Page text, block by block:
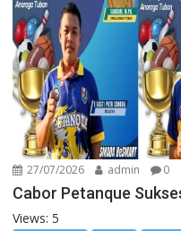
27/07/2026 admin 0
Cabor Petanque
Views: 5